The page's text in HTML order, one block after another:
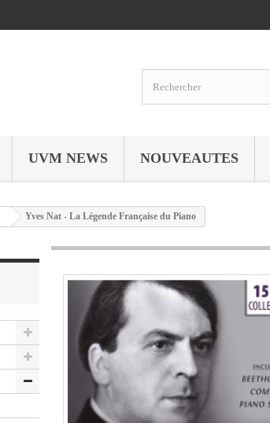
UVM NEWS NOUVEAUTES
Yves Nat - La Légende Française du Piano